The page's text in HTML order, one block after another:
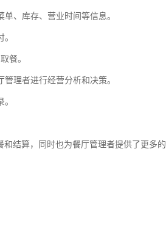
、库存、营业时间等信息。
餐。
理者进行经营分析和决策。
结算，同时也为餐厅管理者提供了更多的